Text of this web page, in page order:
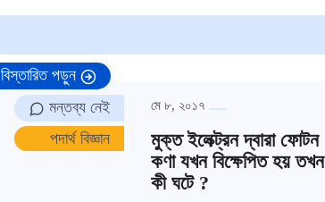
মন্তব্য নেই
পদার্থ বিজ্ঞান
বিস্তারিত পড়ুন
মে ৮, ২০১৭
মুক্ত ইলেক্ট্রন দ্বারা ফোটন
কণা যখন বিক্ষেপিত হয় তখন
কী ঘটে ?